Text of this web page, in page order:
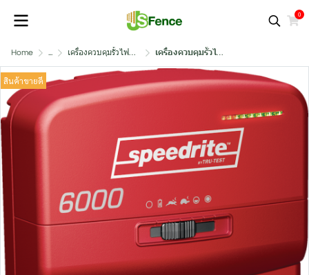
0
Home ... เครื่องควบคุมรั้วไฟฟ้ารุ่นพลังงาน 3 ระบบ เครื่องควบคุมรั้วไฟฟ้า Speedrite Unigizer 6000
สินค้าขายดี